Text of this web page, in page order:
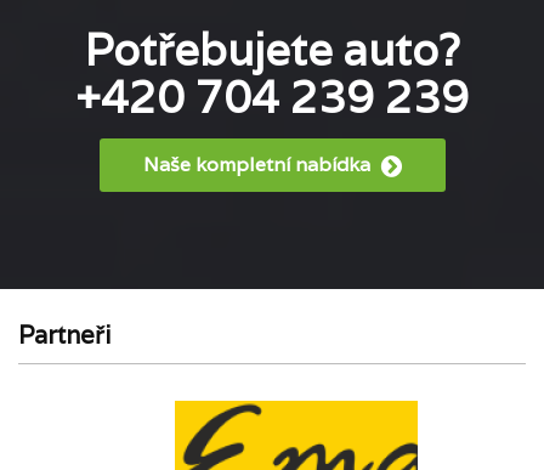
Potřebujete auto?
+420 704 239 239
Naše kompletní nabídka
Partneři